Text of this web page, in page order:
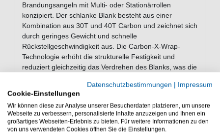
Brandungsangeln mit Multi- oder Stationärrollen
konzipiert. Der schlanke Blank besteht aus einer
Kombination aus 30T und 40T Carbon und zeichnet sich
durch geringes Gewicht und schnelle
Rückstellgeschwindigkeit aus. Die Carbon-X-Wrap-
Technologie erhöht die strukturelle Festigkeit und
reduziert gleichzeitig das Verdrehen des Blanks, was die
tiefgepresstem Rahmen verhindern zuverlässig
Schnurverwicklungen und sind für den Einsatz im
Salzwasser ausgelegt. Der leuchtende Spitzenbereich
erleichtert die Bisserkennung bei schlechten
Lichtverhältnissen. Ein X-Shrink-Griff sorgt für sicheren
Datenschutzbestimmungen | Impressum
Cookie-Einstellungen
Wir können diese zur Analyse unserer Besucherdaten platzieren, um unsere
Webseite zu verbessern, personalisierte Inhalte anzuzeigen und Ihnen ein
großartiges Webseiten-Erlebnis zu bieten. Für weitere Informationen zu den
von uns verwendeten Cookies öffnen Sie die Einstellungen.